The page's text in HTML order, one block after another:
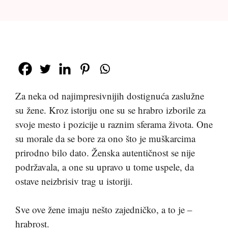
Za neka od najimpresivnijih dostignuća zaslužne
su žene. Kroz istoriju one su se hrabro izborile za
svoje mesto i pozicije u raznim sferama života. One
su morale da se bore za ono što je muškarcima
prirodno bilo dato. Ženska autentičnost se nije
podržavala, a one su upravo u tome uspele, da
ostave neizbrisiv trag u istoriji.
Sve ove žene imaju nešto zajedničko, a to je –
hrabrost.